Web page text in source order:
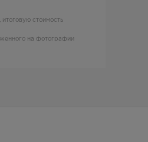
итоговую стоимость
на фотографии